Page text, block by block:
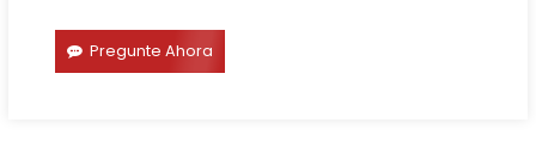
Pregunte Ahora